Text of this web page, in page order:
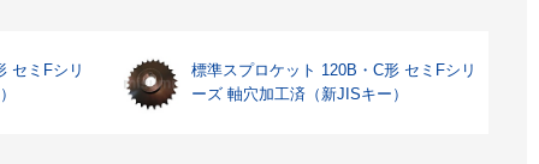
セミFシリ
標準スプロケット 120B・C形 セミFシリ
ーズ 軸穴加工済（新JISキー）